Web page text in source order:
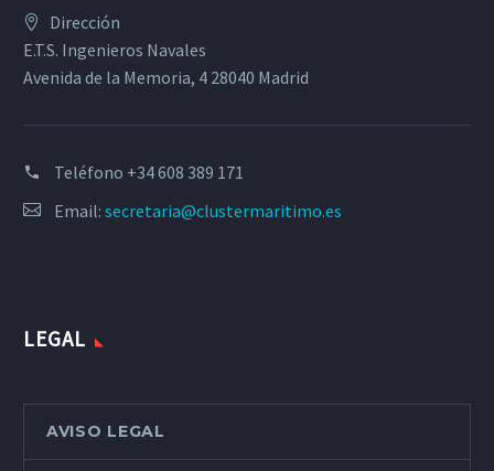
Dirección
E.T.S. Ingenieros Navales
Avenida de la Memoria, 4 28040 Madrid
Teléfono +34 608 389 171
Email: secretaria@clustermaritimo.es
LEGAL
AVISO LEGAL